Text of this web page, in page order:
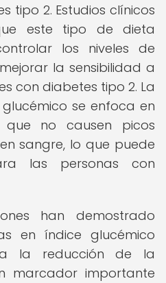
tipo 2. Estudios clínicos
este tipo de dieta
los niveles de
la sensibilidad a
con diabetes tipo 2. La
se enfoca en
que no causen picos
sangre, lo que puede
las personas con
han demostrado
en índice glucémico
a la reducción de la
marcador importante